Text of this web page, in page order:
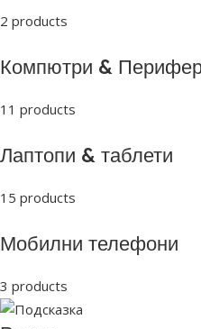
2 products
Компютри &
11 products
Лаптопи & таблети
15 products
Мобилни телефони
3 products